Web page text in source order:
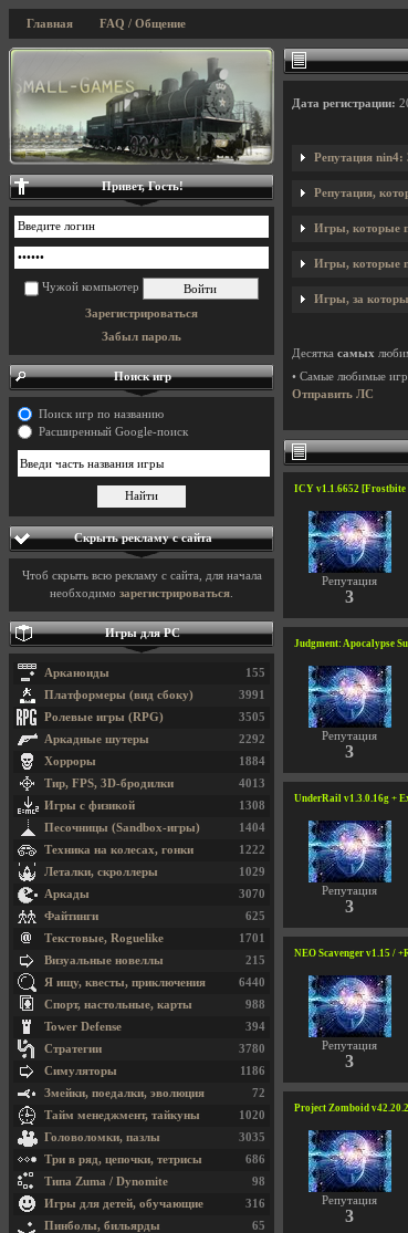
Главная FAQ / Общение
Дата регистрации:
Репутация nin4:
Репутация,
Игры, которые
Игры, которые
Игры, за
Десятка самых
• Самые любимые
Отправить ЛС
ICY v1.1.6652 [Frostbite
Репутация
3
Judgment: Apocalypse
Репутация
3
UnderRail v1.3.0.16g +
Репутация
3
NEO Scavenger v1.15 /
Репутация
3
Project Zomboid
Репутация
3
Привет, Гость!
Чужой компьютер
Зарегистрироваться
Забыл пароль
Поиск игр
Поиск игр по названию
Расширенный Google-поиск
Скрыть рекламу с сайта
Чтоб скрыть всю рекламу с сайта, для начала
необходимо зарегистрироваться
Игры для PC
155
Арканоиды
3991
Платформеры (вид сбоку)
3505
Ролевые игры (RPG)
2292
Аркадные шутеры
1884
Хорроры
4013
Тир, FPS, 3D-бродилки
1308
Игры с физикой
1404
Песочницы (Sandbox-игры)
1222
Техника на колесах, гонки
1029
Леталки, скроллеры
3070
Аркады
625
Файтинги
1701
Текстовые, Roguelike
215
Визуальные новеллы
6440
Я ищу, квесты, приключения
988
Спорт, настольные, карты
394
Tower Defense
3780
Стратегии
1186
Симуляторы
72
Змейки, поедалки, эволюция
1020
Тайм менеджмент, тайкуны
3035
Головоломки, пазлы
686
Три в ряд, цепочки, тетрисы
98
Типа Zuma / Dynomite
316
Игры для детей, обучающие
65
Пинболы, бильярды